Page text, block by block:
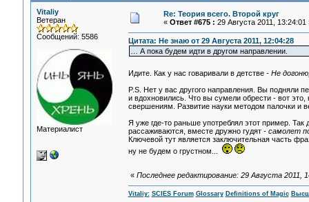
Vitaliy
Ветеран
Сообщений: 5586
Материалист
Re: Теория всего. Второй круг
« Ответ #675 : 29 Августа 2011, 13:24:01
Цитата: Не знаю от 29 Августа 2011, 12:04:28
… А пока будем идти в другом направлении.
Идите. Как у нас говаривали в детстве - Не
P.S. Нет у вас другого направления. Вы подняли
и вдохновились. Что вы сумели обрести - вот
свершениям. Развитие науки методом палочки и
Я уже где-то раньше употреблял этот пример.
рассаживаются, вместе дружно гудят - самолет
Ключевой тут является заключительная часть
ну не будем о грустном...
« Последнее редактирование: 29 Августа 2011,
Vitaliy: SCIES Forum Glossary Definitions of Magic